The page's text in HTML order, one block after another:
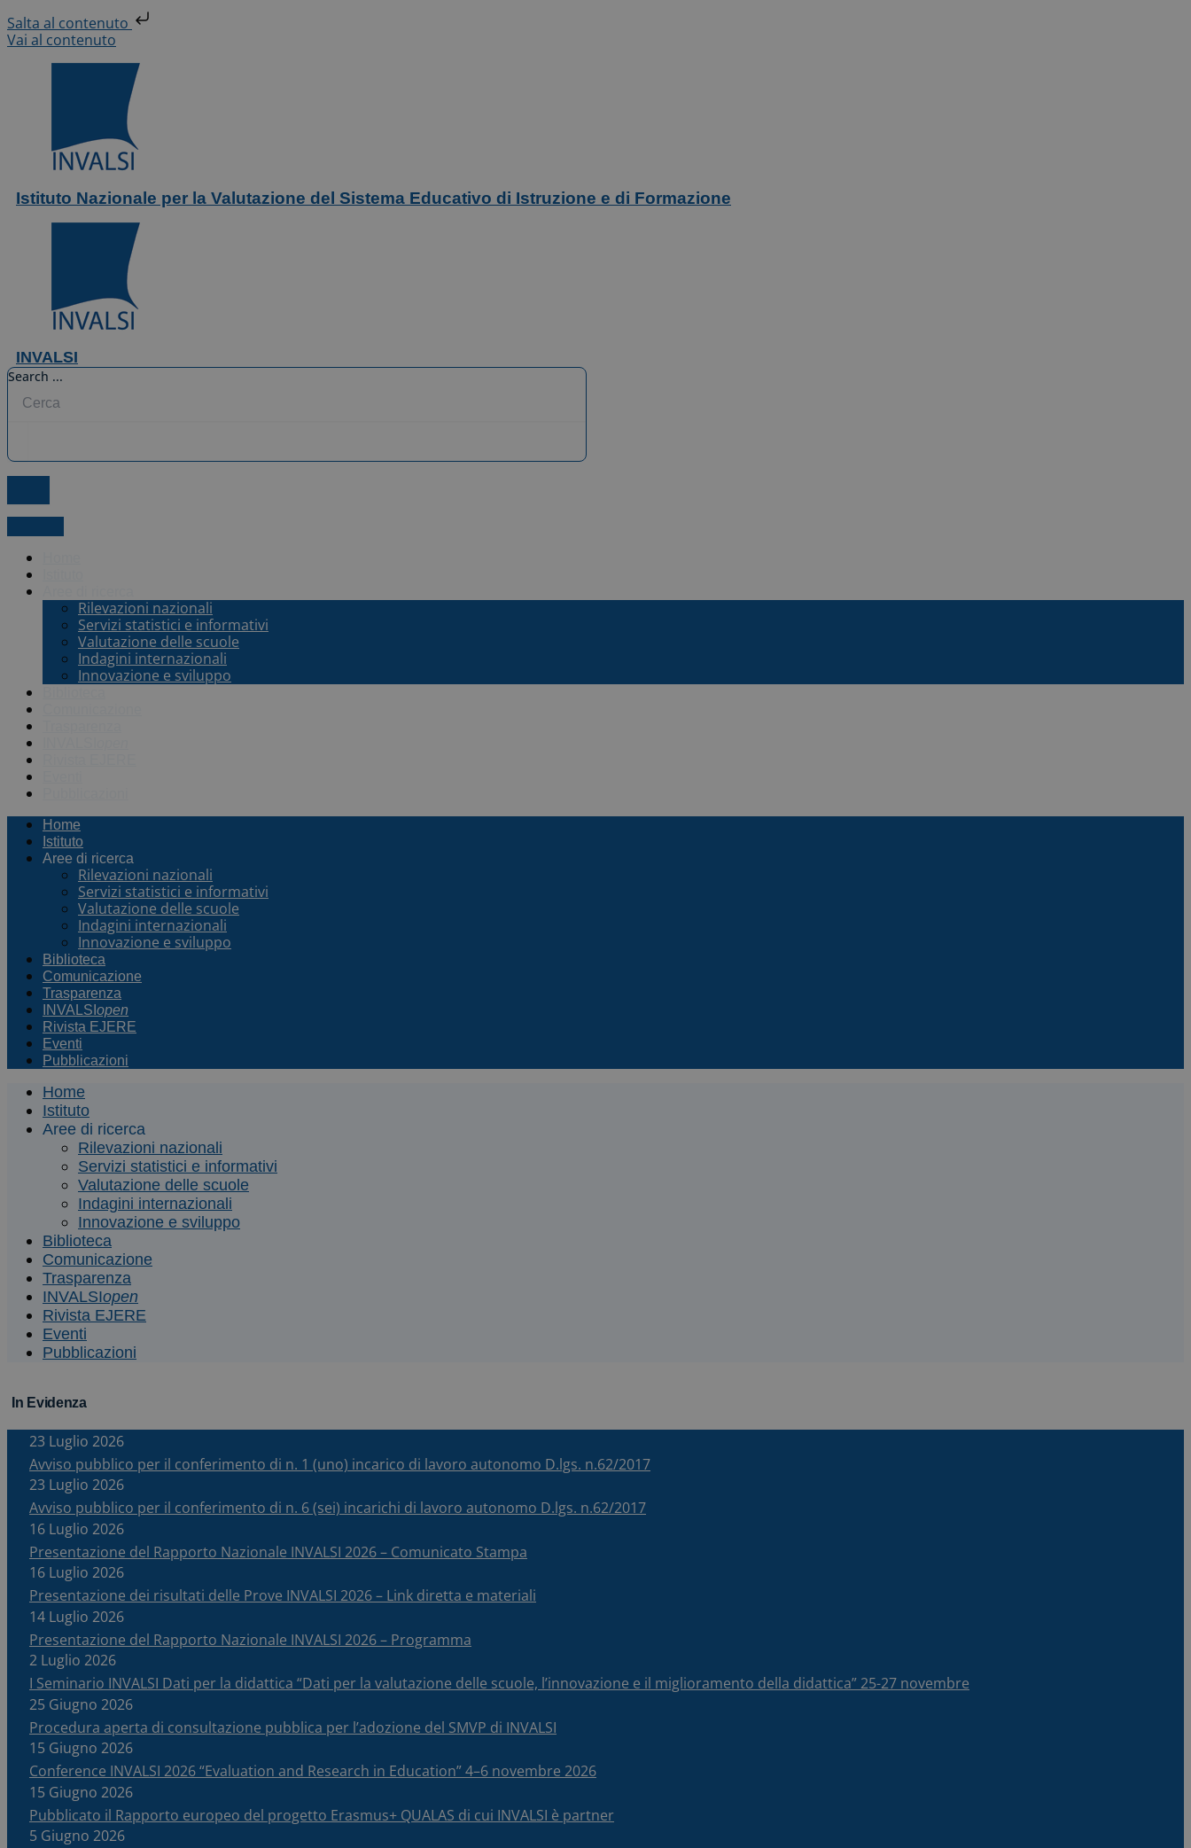
Salta al contenuto
Vai al contenuto
Istituto Nazionale per la Valutazione del Sistema Educativo di Istruzione e di Formazione
INVALSI
Search ...
Rilevazioni nazionali
Servizi statistici e informativi
Valutazione delle scuole
Indagini internazionali
Innovazione e sviluppo
Home
Istituto
Aree di ricerca
Rilevazioni nazionali
Servizi statistici e informativi
Valutazione delle scuole
Indagini internazionali
Innovazione e sviluppo
Biblioteca
Comunicazione
Trasparenza
INVALSI open
Rivista EJERE
Eventi
Pubblicazioni
Home
Istituto
Aree di ricerca
Rilevazioni nazionali
Servizi statistici e informativi
Valutazione delle scuole
Indagini internazionali
Innovazione e sviluppo
Biblioteca
Comunicazione
Trasparenza
INVALSIopen
Rivista EJERE
Eventi
Pubblicazioni
In Evidenza
23 Luglio 2026
Avviso pubblico per il conferimento di n. 1 (uno) incarico di lavoro autonomo D.lgs. n.62/2017
23 Luglio 2026
Avviso pubblico per il conferimento di n. 6 (sei) incarichi di lavoro autonomo D.lgs. n.62/2017
16 Luglio 2026
Presentazione del Rapporto Nazionale INVALSI 2026 – Comunicato Stampa
16 Luglio 2026
Presentazione dei risultati delle Prove INVALSI 2026 – Link diretta e materiali
14 Luglio 2026
Presentazione del Rapporto Nazionale INVALSI 2026 – Programma
2 Luglio 2026
I Seminario INVALSI Dati per la didattica “Dati per la valutazione delle scuole, l’innovazione e il miglioramento della didattica” 25-27 novembre
25 Giugno 2026
Procedura aperta di consultazione pubblica per l’adozione del SMVP di INVALSI
15 Giugno 2026
Conference INVALSI 2026 “Evaluation and Research in Education” 4–6 novembre 2026
15 Giugno 2026
Pubblicato il Rapporto europeo del progetto Erasmus+ QUALAS di cui INVALSI è partner
5 Giugno 2026